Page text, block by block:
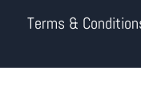
Terms &